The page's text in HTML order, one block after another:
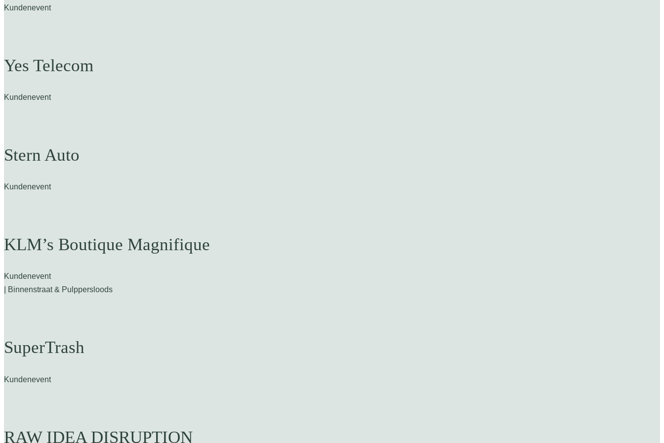
Kundenevent
Yes Telecom
Kundenevent
Stern Auto
Kundenevent
KLM’s Boutique Magnifique
Kundenevent
| Binnenstraat & Pulppersloods
SuperTrash
Kundenevent
RAW IDEA DISRUPTION